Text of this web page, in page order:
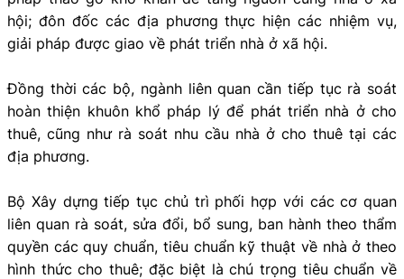
hội; đôn đốc các địa phương thực hiện các nhiệm vụ,
giải pháp được giao về phát triển nhà ở xã hội.
Đồng thời các bộ, ngành liên quan cần tiếp tục rà soát
hoàn thiện khuôn khổ pháp lý để phát triển nhà ở cho
thuê, cũng như rà soát nhu cầu nhà ở cho thuê tại các
địa phương.
Bộ Xây dựng tiếp tục chủ trì phối hợp với các cơ quan
liên quan rà soát, sửa đổi, bổ sung, ban hành theo thẩm
quyền các quy chuẩn, tiêu chuẩn kỹ thuật về nhà ở theo
hình thức cho thuê; đặc biệt là chú trọng tiêu chuẩn về